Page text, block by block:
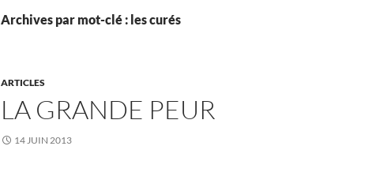
Archives par mot-clé : les curés
ARTICLES
LA GRANDE PEUR
14 JUIN 2013